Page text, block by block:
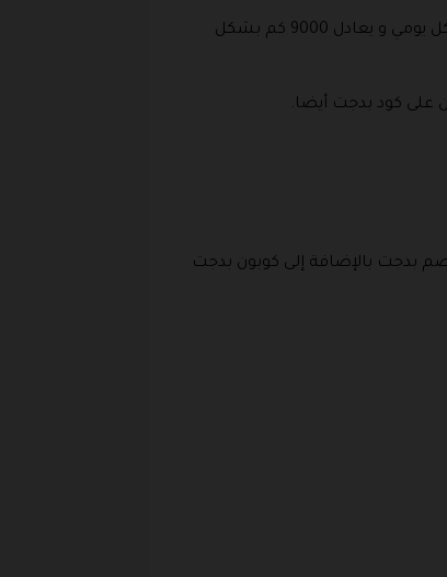
ثالثا البطاقة البلاتينية تعادل بها النقطة الواحد التي تقدر قيمتها ب 100 ريال سعودي بمسافة تصل إلى 350 كم بشكل يومي و يعادل 9000 كم بشكل
بكل من كود خصم بدجت بالإضافة إلى كوبون بدجت